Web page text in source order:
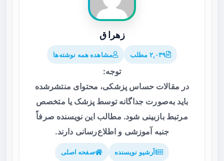
زهرا ق
۲,۰۳۹ مطلب مشاهده همه نوشته‌ها
توجه:
در مقالات حساس پزشکی، محتوای منتشرشده
باید به‌صورت جداگانه توسط پزشک یا متخصص
مرتبط بازبینی شود. مطالب این نویسنده صرفاً
جنبه آموزشی و اطلاع‌رسانی دارند.
آرشیو نویسنده صفحه اصلی